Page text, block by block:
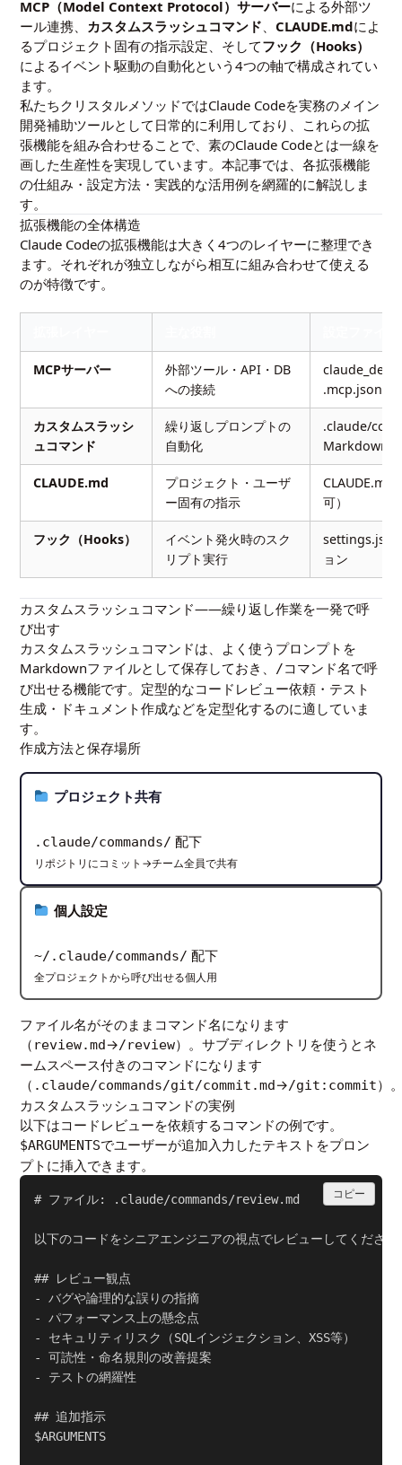
MCP（Model Context Protocol）サーバーによる外部ツ
ール連携、 カスタムスラッシュコマンド、 CLAUDE.mdによ
るプロジェクト固有の指示設定、そしてフック（Hooks）
によるイベント駆動の自動化という4つの軸で構成されてい
ます。
私たちクリスタルメソッドではClaude Codeを実務のメイン
開発補助ツールとして日常的に利用しており、これらの拡
張機能を組み合わせることで、素のClaude Codeとは一線を
画した生産性を実現しています。本記事では、各拡張機能
の仕組み・設定方法・実践的な活用例を網羅的に解説しま
す。
拡張機能の全体構造
Claude Codeの拡張機能は大きく4つのレイヤーに整理でき
ます。それぞれが独立しながら相互に組み合わせて使える
のが特徴です。
MCPサーバー
外部ツール・API・DB
への接続
.mcp.json
カスタムスラッシ
ュコマンド
繰り返しプロンプトの
自動化
.claude/
Markdown
CLAUDE.md
プロジェクト・ユーザ
ー固有の指示
CLAUDE.md
可）
フック（Hooks）
イベント発火時のスク
リプト実行
ョン
カスタムスラッシュコマンド——繰り返し作業を一発で呼
び出す
カスタムスラッシュコマンドは、よく使うプロンプトを
Markdownファイルとして保存しておき、 /コマンド名で呼
び出せる機能です。定型的なコードレビュー依頼・テスト
生成・ドキュメント作成などを定型化するのに適していま
す。
作成方法と保存場所
プロジェクト共有
.claude/commands/ 配下
リポジトリにコミット→チーム全員で共有
個人設定
~/.claude/commands/ 配下
全プロジェクトから呼び出せる個人用
ファイル名がそのままコマンド名になります
（ review.md→/review）。サブディレクトリを使うとネ
ームスペース付きのコマンドになります
（ .claude/commands/git/commit.md→/git:commit）
カスタムスラッシュコマンドの実例
以下はコードレビューを依頼するコマンドの例です。
$ARGUMENTSでユーザーが追加入力したテキストをプロン
プトに挿入できます。
# ファイル: .claude/commands/review.md
以下のコードをシニアエンジニアの視点でレビューしてください
## レビュー観点
- バグや論理的な誤りの指摘
- パフォーマンス上の懸念点
- セキュリティリスク（SQLインジェクション、XSS等）
- 可読性・命名規則の改善提案
- テストの網羅性
## 追加指示
$ARGUMENTS
コピー